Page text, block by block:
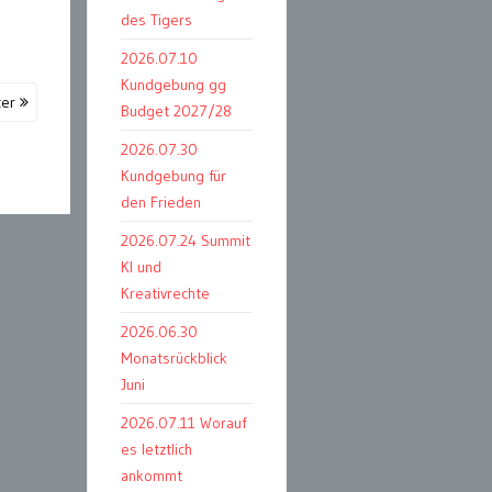
des Tigers
2026.07.10
Kundgebung gg
Budget 2027/28
2026.07.30
Kundgebung für
den Frieden
2026.07.24 Summit
KI und
Kreativrechte
2026.06.30
Monatsrückblick
Juni
2026.07.11 Worauf
es letztlich
ankommt